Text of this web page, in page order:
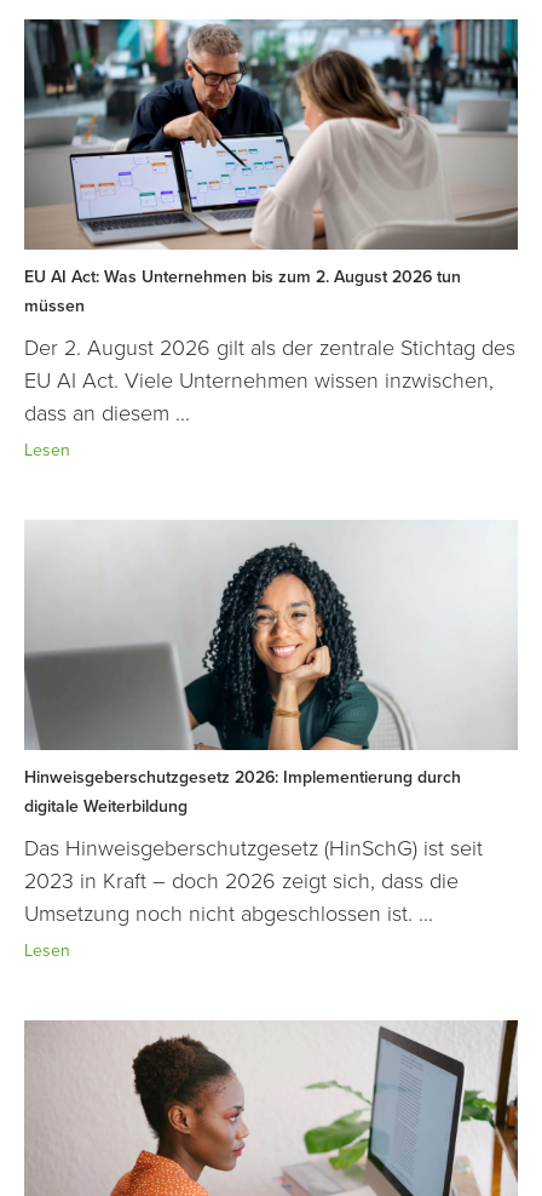
EU AI Act: Was Unternehmen bis zum 2. August 2026 tun
müssen
Der 2. August 2026 gilt als der zentrale Stichtag des
EU AI Act. Viele Unternehmen wissen inzwischen,
dass an diesem ...
Lesen
Hinweisgeberschutzgesetz 2026: Implementierung durch
digitale Weiterbildung
Das Hinweisgeberschutzgesetz (HinSchG) ist seit
2023 in Kraft – doch 2026 zeigt sich, dass die
Umsetzung noch nicht abgeschlossen ist. ...
Lesen